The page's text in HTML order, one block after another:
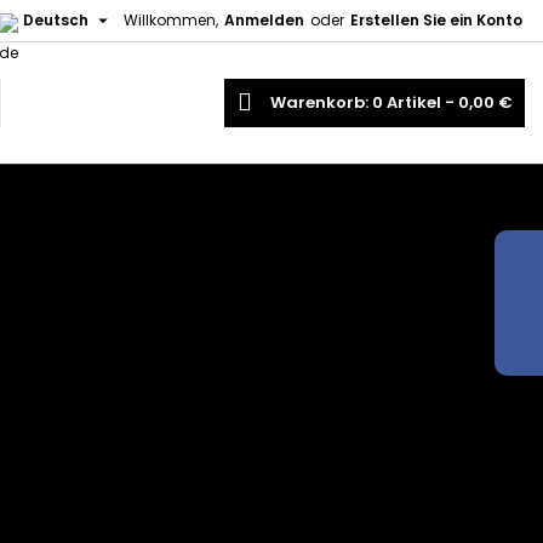
Willkommen, Anmelden oder Erstellen Sie ein Konto
Deutsch 
Warenkorb 0 Artikel - 0,00 €